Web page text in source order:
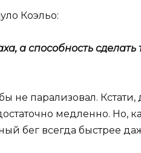
Коэльо:
а способность
не парализовал.
медленно. Но,
бег всегда быстрее